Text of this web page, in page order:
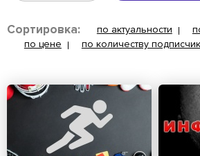
Сортировка: по актуальности
по цене
по количеству